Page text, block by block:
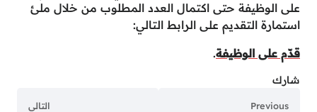
على الوظيفة حتى اكتمال العدد المطلوب من خلال ملئ
استمارة التقديم على الرابط التالي:
قدّم على الوظيفة.
شارك
Previous التالي